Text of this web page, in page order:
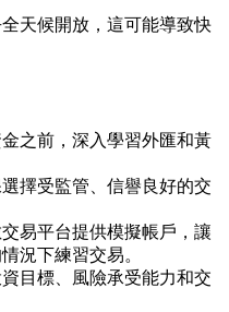
天候開放，這可能導致快
之前，深入學習外匯和黃
擇受監管、信譽良好的交
易平台提供模擬帳戶，讓
況下練習交易。
目標、風險承受能力和交